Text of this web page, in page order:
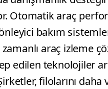
Otomatik araç
bakım
araç izleme
edilen teknolojiler
filolarını daha